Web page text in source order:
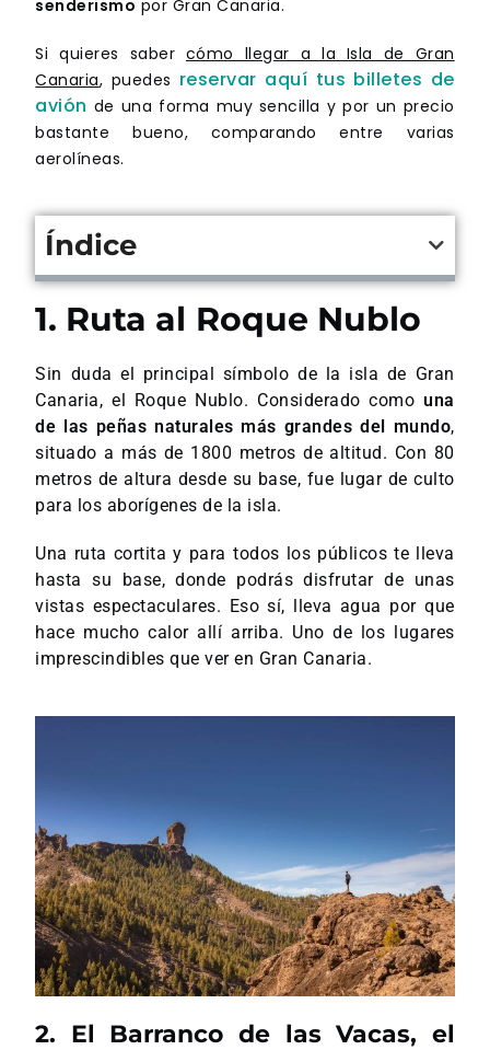
senderismo por Gran Canaria.
Si quieres saber cómo llegar a la Isla de Gran
Canaria, puedes reservar aquí tus billetes de
avión de una forma muy sencilla y por un precio
bastante bueno, comparando entre varias
aerolíneas.
Índice
1. Ruta al Roque Nublo
Sin duda el principal símbolo de la isla de Gran
Canaria, el Roque Nublo. Considerado comouna
de las peñas naturales más grandes del mundo,
situado a más de 1800 metros de altitud. Con 80
metros de altura desde su base, fue lugar de culto
para los aborígenes de la isla.
Una ruta cortita y para todos los públicos te lleva
hasta su base, donde podrás disfrutar de unas
vistas espectaculares. Eso sí, lleva agua por que
hace mucho calor allí arriba. Uno de los lugares
imprescindibles que ver en Gran Canaria.
2. El Barranco de las Vacas, el